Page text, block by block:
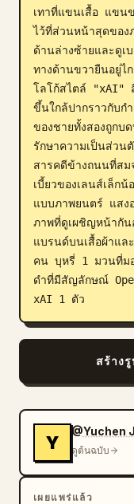
เทาที่แขนเสื้อ แขน
ไว้ที่ส่วนหน้าสุดขอ
ด้านล่างซ้ายและดูเ
ทางด้านขวายืนอยู่ไ
โลโก้สไตล์ "xAI"
ขึ้นใกล้ปากราวกับก
ของชายทั้งสองถูกบ
รักษาความเป็นส่วน
สารคดีข้างถนนที่ส
เบี้ยวของเลนส์เล็ก
แบบภาพยนตร์ แสง
ภาพที่ดูเผชิญหน้ากัน
แบรนด์บนเสื้อผ้าแ
คน บุหรี่ 1 มวนที่มอ
ดำที่มีสัญลักษณ์
xAI 1 ตัว
สร้าง
Y
@Yuchen
ดูต้นฉบับ
เผยแพร่แล้ว